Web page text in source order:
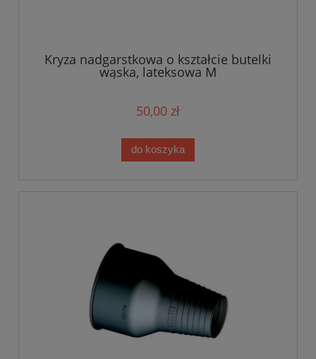
Kryza nadgarstkowa o kształcie butelki
wąska, lateksowa M
50,00 zł
do koszyka